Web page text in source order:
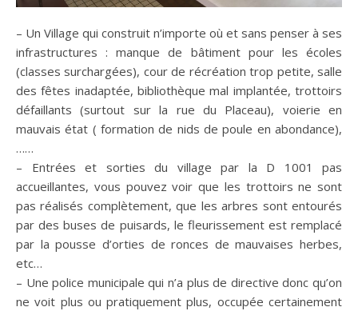
– Un Village qui construit n’importe où et sans penser à ses
infrastructures : manque de bâtiment pour les écoles
(classes surchargées), cour de récréation trop petite, salle
des fêtes inadaptée, bibliothèque mal implantée, trottoirs
défaillants (surtout sur la rue du Placeau), voierie en
mauvais état ( formation de nids de poule en abondance),
……
– Entrées et sorties du village par la D 1001 pas
accueillantes, vous pouvez voir que les trottoirs ne sont
pas réalisés complètement, que les arbres sont entourés
par des buses de puisards, le fleurissement est remplacé
par la pousse d’orties de ronces de mauvaises herbes,
etc…
– Une police municipale qui n’a plus de directive donc qu’on
ne voit plus ou pratiquement plus, occupée certainement